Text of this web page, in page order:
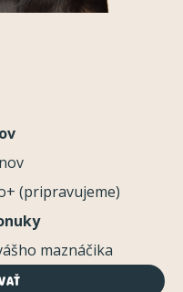
(pripravujeme)
maznáčika